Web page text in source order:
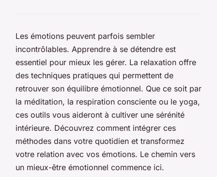
Les émotions peuvent parfois sembler
incontrôlables. Apprendre à se détendre est
essentiel pour mieux les gérer. La relaxation offre
des techniques pratiques qui permettent de
retrouver son équilibre émotionnel. Que ce soit par
la méditation, la respiration consciente ou le yoga,
ces outils vous aideront à cultiver une sérénité
intérieure. Découvrez comment intégrer ces
méthodes dans votre quotidien et transformez
votre relation avec vos émotions. Le chemin vers
un mieux-être émotionnel commence ici.